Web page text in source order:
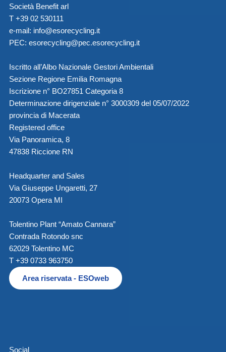
Società Benefit arl
T +39 02 530111
e-mail: info@esorecycling.it
PEC: esorecycling@pec.esorecycling.it
Iscritto all’Albo Nazionale Gestori Ambientali
Sezione Regione Emilia Romagna
Iscrizione n° BO27851 Categoria 8
Determinazione dirigenziale n° 3000309 del 05/07/2022
provincia di Macerata
Registered office
Via Panoramica, 8
47838 Riccione RN
Headquarter and Sales
Via Giuseppe Ungaretti, 27
20073 Opera MI
Tolentino Plant “Amato Cannara”
Contrada Rotondo snc
62029 Tolentino MC
T +39 0733 963750
Area riservata - ESOweb
Social